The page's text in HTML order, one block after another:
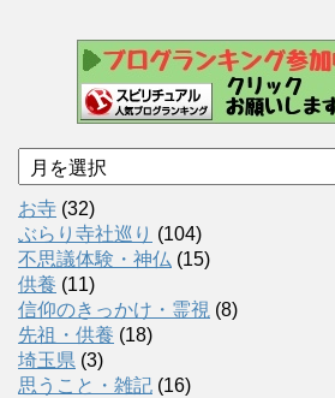
ア
ー
カ
イ
ブ
お寺 (32)
ぶらり寺社巡り (104)
不思議体験・神仏 (15)
供養 (11)
信仰のきっかけ・霊視 (8)
先祖・供養 (18)
埼玉県 (3)
思うこと・雑記 (16)